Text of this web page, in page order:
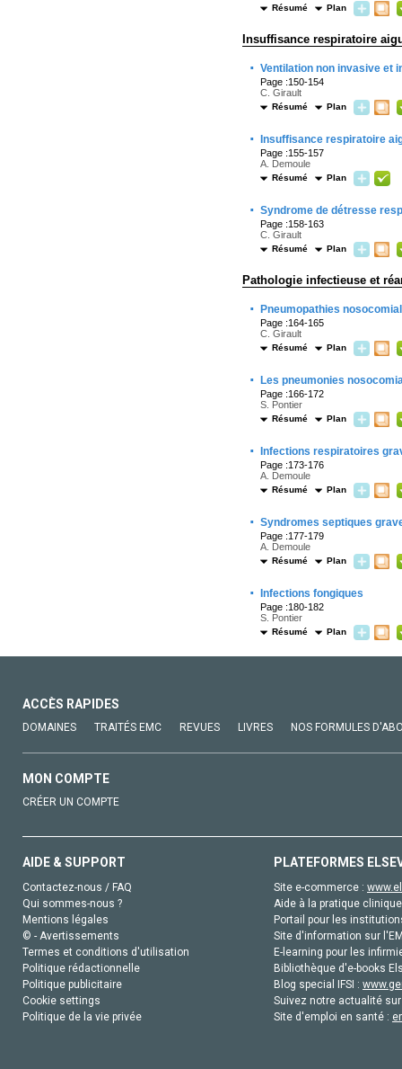
Résumé Plan
Insuffisance respiratoire
· Ventilation non invasive et
Page :150-154
C. Girault
Résumé Plan
· Insuffisance respiratoire
Page :155-157
A. Demoule
Résumé Plan
· Syndrome de détresse
Page :158-163
C. Girault
Résumé Plan
Pathologie infectieuse et
· Pneumopathies
Page :164-165
C. Girault
Résumé Plan
· Les pneumonies
Page :166-172
S. Pontier
Résumé Plan
· Infections respiratoires
Page :173-176
A. Demoule
Résumé Plan
· Syndromes septiques
Page :177-179
A. Demoule
Résumé Plan
· Infections fongiques
Page :180-182
S. Pontier
Résumé Plan
ACCÈS RAPIDES
DOMAINES TRAITÉS EMC REVUES LIVRES NOS FORMULES
MON COMPTE
CRÉER UN COMPTE
AIDE & SUPPORT
Contactez-nous / FAQ
Qui sommes-nous ?
Mentions légales
© - Avertissements
Termes et conditions d'utilisation
Politique rédactionnelle
Politique publicitaire
Cookie settings
Politique de la vie privée
PLATEFORMES
Site e-commerce :
Aide à la pratique
Portail pour les
Site d'information sur
E-learning pour les
Bibliothèque d'e-books
Blog special IFSI :
Suivez notre actualité
Site d'emploi en santé :